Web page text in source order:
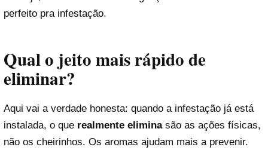
perfeito pra infestação.
Qual o jeito mais rápido de
eliminar?
Aqui vai a verdade honesta: quando a infestação já está
instalada, o que realmente eliminasão as ações físicas,
não os cheirinhos. Os aromas ajudam mais a prevenir.